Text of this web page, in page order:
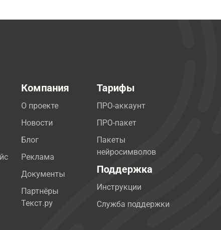
Компания
О проекте
Новости
Блог
Реклама
Документы
Партнёры
Текст.ру
Тарифы
ПРО-аккаунт
ПРО-пакет
Пакеты
нейросимволов
Поддержка
Инструкции
Служба поддержки